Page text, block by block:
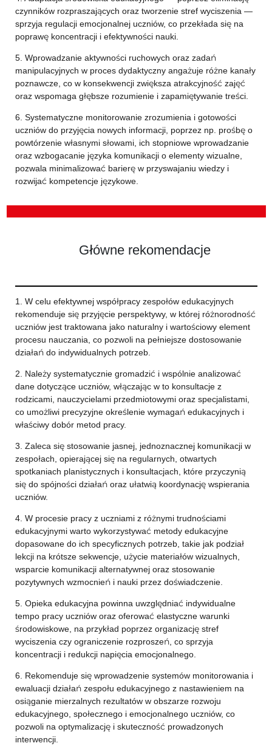
czynników rozpraszających oraz tworzenie stref wyciszenia —
sprzyja regulacji emocjonalnej uczniów, co przekłada się na
poprawę koncentracji i efektywności nauki.
5. Wprowadzanie aktywności ruchowych oraz zadań
manipulacyjnych w proces dydaktyczny angażuje różne kanały
poznawcze, co w konsekwencji zwiększa atrakcyjność zajęć
oraz wspomaga głębsze rozumienie i zapamiętywanie treści.
6. Systematyczne monitorowanie zrozumienia i gotowości
uczniów do przyjęcia nowych informacji, poprzez np. prośbę o
powtórzenie własnymi słowami, ich stopniowe wprowadzanie
oraz wzbogacanie języka komunikacji o elementy wizualne,
pozwala minimalizować barierę w przyswajaniu wiedzy i
rozwijać kompetencje językowe.
Główne rekomendacje
1. W celu efektywnej współpracy zespołów edukacyjnych
rekomenduje się przyjęcie perspektywy, w której różnorodność
uczniów jest traktowana jako naturalny i wartościowy element
procesu nauczania, co pozwoli na pełniejsze dostosowanie
działań do indywidualnych potrzeb.
2. Należy systematycznie gromadzić i wspólnie analizować
dane dotyczące uczniów, włączając w to konsultacje z
rodzicami, nauczycielami przedmiotowymi oraz specjalistami,
co umożliwi precyzyjne określenie wymagań edukacyjnych i
właściwy dobór metod pracy.
3. Zaleca się stosowanie jasnej, jednoznacznej komunikacji w
zespołach, opierającej się na regularnych, otwartych
spotkaniach planistycznych i konsultacjach, które przyczynią
się do spójności działań oraz ułatwią koordynację wspierania
uczniów.
4. W procesie pracy z uczniami z różnymi trudnościami
edukacyjnymi warto wykorzystywać metody edukacyjne
dopasowane do ich specyficznych potrzeb, takie jak podział
lekcji na krótsze sekwencje, użycie materiałów wizualnych,
wsparcie komunikacji alternatywnej oraz stosowanie
pozytywnych wzmocnień i nauki przez doświadczenie.
5. Opieka edukacyjna powinna uwzględniać indywidualne
tempo pracy uczniów oraz oferować elastyczne warunki
środowiskowe, na przykład poprzez organizację stref
wyciszenia czy ograniczenie rozproszeń, co sprzyja
koncentracji i redukcji napięcia emocjonalnego.
6. Rekomenduje się wprowadzenie systemów monitorowania i
ewaluacji działań zespołu edukacyjnego z nastawieniem na
osiąganie mierzalnych rezultatów w obszarze rozwoju
edukacyjnego, społecznego i emocjonalnego uczniów, co
pozwoli na optymalizację i skuteczność prowadzonych
interwencji.